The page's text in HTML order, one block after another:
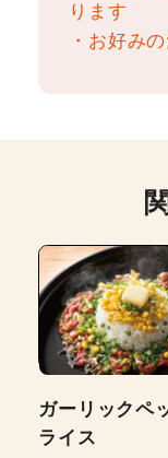
ります
・お好み
ガーリックペ
ライス